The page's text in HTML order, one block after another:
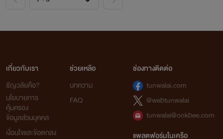
POP ROCK
เกี่ยวกับเรา
ธัญวลัยคือ?
นโยบายการ
คุ้มครอง
ข้อมูลส่วนบุคคล
เงื่อนไขและข้อตกลง
ช่วยเหลือ
บทความ
FAQ
ช่องทางติดต่อ
tunwalai.com
@webtunwalai
tunwalai@ookbee.com
แพลตฟอร์มในเครือ